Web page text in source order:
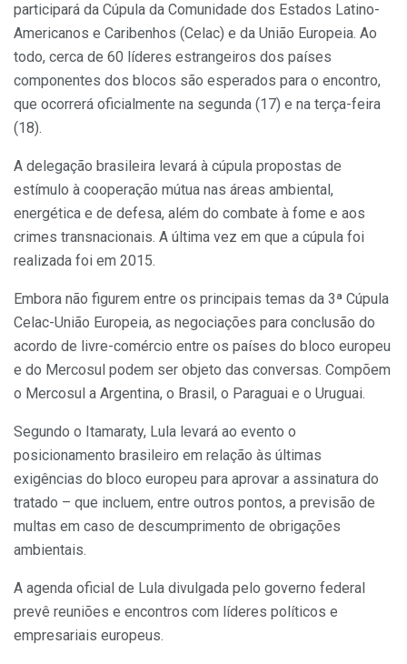
participará da Cúpula da Comunidade dos Estados Latino-
Americanos e Caribenhos (Celac) e da União Europeia. Ao
todo, cerca de 60 líderes estrangeiros dos países
componentes dos blocos são esperados para o encontro,
que ocorrerá oficialmente na segunda (17) e na terça-feira
(18).
A delegação brasileira levará à cúpula propostas de
estímulo à cooperação mútua nas áreas ambiental,
energética e de defesa, além do combate à fome e aos
crimes transnacionais. A última vez em que a cúpula foi
realizada foi em 2015.
Embora não figurem entre os principais temas da 3ª Cúpula
Celac-União Europeia, as negociações para conclusão do
acordo de livre-comércio entre os países do bloco europeu
e do Mercosul podem ser objeto das conversas. Compõem
o Mercosul a Argentina, o Brasil, o Paraguai e o Uruguai.
Segundo o Itamaraty, Lula levará ao evento o
posicionamento brasileiro em relação às últimas
exigências do bloco europeu para aprovar a assinatura do
tratado – que incluem, entre outros pontos, a previsão de
multas em caso de descumprimento de obrigações
ambientais.
A agenda oficial de Lula divulgada pelo governo federal
prevê reuniões e encontros com líderes políticos e
empresariais europeus.